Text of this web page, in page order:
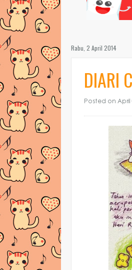
Rabu, 2 April 2014
DIARI
Posted on April